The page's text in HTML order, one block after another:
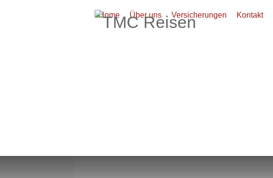
Home Über uns Versicherungen Kontakt